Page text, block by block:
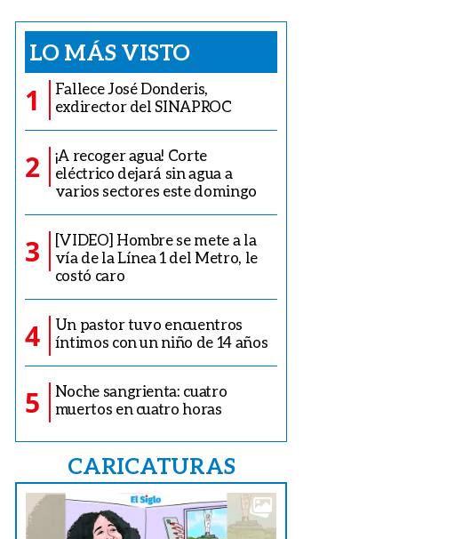
LO MÁS VISTO
1
Fallece José Donderis,
exdirector del SINAPROC
2
¡A recoger agua! Corte
eléctrico dejará sin agua a
varios sectores este domingo
3
[VIDEO] Hombre se mete a la
vía de la Línea 1 del Metro, le
costó caro
4
Un pastor tuvo encuentros
íntimos con un niño de 14 años
5
Noche sangrienta: cuatro
muertos en cuatro horas
CARICATURAS